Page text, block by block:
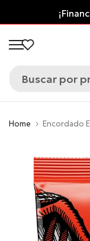
al
contenido
Home Encordado